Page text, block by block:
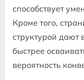
способствует
Кроме того,
структурой дают
быстрее
вероятность